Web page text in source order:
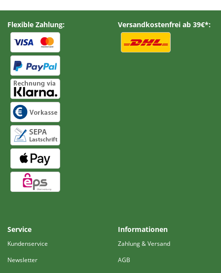
Flexible Zahlung: Versandkostenfrei ab 39€*:
Service
Kundenservice
Newsletter
Informationen
Zahlung & Versand
AGB